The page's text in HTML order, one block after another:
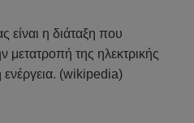
είναι η διάταξη που
μετατροπή της ηλεκτρικής
(wikipedia)